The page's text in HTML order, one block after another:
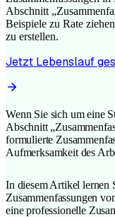
Abschnitt
Beispiele zu Rate
zu erstellen.
Jetzt Lebenslauf
Wenn Sie sich um eine
Abschnitt
formulierte
Aufmerksamkeit des
In diesem Artikel lernen
Zusammenfassungen
eine professionelle